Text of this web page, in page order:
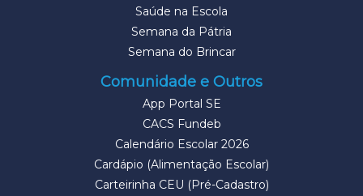
Saúde na Escola
Semana da Pátria
Semana do Brincar
Comunidade e Outros
App Portal SE
CACS Fundeb
Calendário Escolar 2026
Cardápio (Alimentação Escolar)
Carteirinha CEU (Pré-Cadastro)